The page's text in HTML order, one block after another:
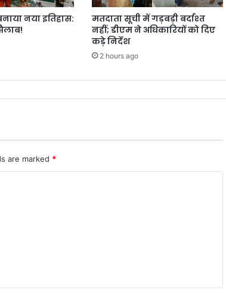
नया इतिहास:
मतदाता सूची में गड़बड़ी बर्दाश्त
नहीं; डीएम ने अधिकारियों को दिए
कड़े निर्देश
2 hours ago
are marked *